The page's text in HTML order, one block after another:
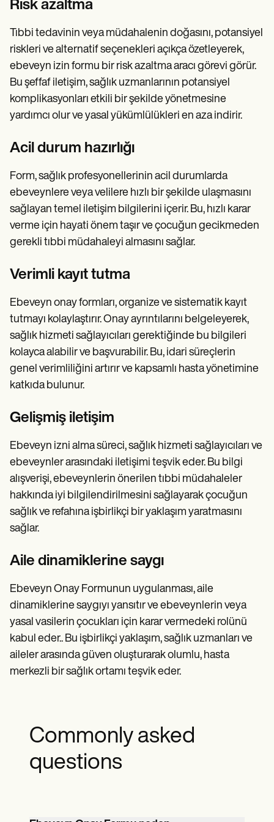
Risk azaltma
Tıbbi tedavinin veya müdahalenin doğasını, potansiyel
riskleri ve alternatif seçenekleri açıkça özetleyerek,
ebeveyn izin formu bir risk azaltma aracı görevi görür.
Bu şeffaf iletişim, sağlık uzmanlarının potansiyel
komplikasyonları etkili bir şekilde yönetmesine
yardımcı olur ve yasal yükümlülükleri en aza indirir.
Acil durum hazırlığı
Form, sağlık profesyonellerinin acil durumlarda
ebeveynlere veya velilere hızlı bir şekilde ulaşmasını
sağlayan temel iletişim bilgilerini içerir. Bu, hızlı karar
verme için hayati önem taşır ve çocuğun gecikmeden
gerekli tıbbi müdahaleyi almasını sağlar.
Verimli kayıt tutma
Ebeveyn onay formları, organize ve sistematik kayıt
tutmayı kolaylaştırır. Onay ayrıntılarını belgeleyerek,
sağlık hizmeti sağlayıcıları gerektiğinde bu bilgileri
kolayca alabilir ve başvurabilir. Bu, idari süreçlerin
genel verimliliğini artırır ve kapsamlı hasta yönetimine
katkıda bulunur.
Gelişmiş iletişim
Ebeveyn izni alma süreci, sağlık hizmeti sağlayıcıları ve
ebeveynler arasındaki iletişimi teşvik eder. Bu bilgi
alışverişi, ebeveynlerin önerilen tıbbi müdahaleler
hakkında iyi bilgilendirilmesini sağlayarak çocuğun
sağlık ve refahına işbirlikçi bir yaklaşım yaratmasını
sağlar.
Aile dinamiklerine saygı
Ebeveyn Onay Formunun uygulanması, aile
dinamiklerine saygıyı yansıtır ve ebeveynlerin veya
yasal vasilerin çocukları için karar vermedeki rolünü
kabul eder.. Bu işbirlikçi yaklaşım, sağlık uzmanları ve
aileler arasında güven oluşturarak olumlu, hasta
merkezli bir sağlık ortamı teşvik eder.
Commonly asked
questions